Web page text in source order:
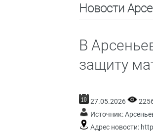
Новости
В
защиту
27.05.2026
Источник:
Адрес новости: